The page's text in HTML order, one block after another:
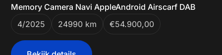
Memory Camera Navi AppleAndroid Airscarf DAB
4/2025
24990 km €54.900,00